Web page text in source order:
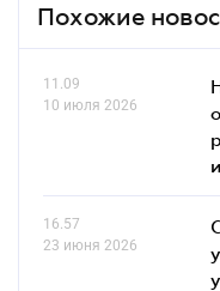
Похожие
11.09
10 июля 2026
16.57
23 июня 2026